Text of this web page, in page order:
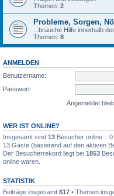
Themen: 2
Probleme, Sorgen,
...brauche Hilfe innerhalb
Themen: 8
ANMELDEN
Benutzername:
Passwort:
Angemeldet
WER IST ONLINE?
Insgesamt sind 13 Besucher online ::
13 Gäste (basierend auf den aktiven
Der Besucherrekord liegt bei 1853
online waren.
STATISTIK
Beiträge insgesamt 617 • Themen